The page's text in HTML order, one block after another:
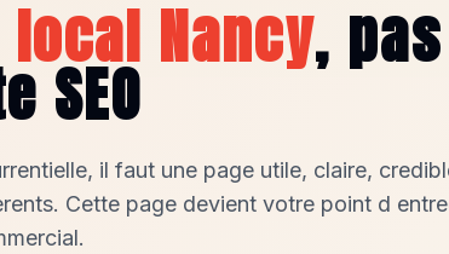
local Nancy,
SEO
il faut une page utile, claire,
Cette page devient votre point d